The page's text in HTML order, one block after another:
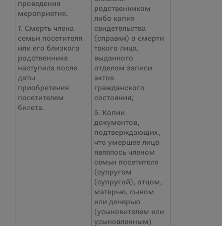
проведения
мероприятия.
7. Смерть члена
семьи посетителя
или его близкого
родственника
наступила после
даты
приобретения
посетителем
билета.
родственником
либо копия
свидетельства
(справки) о смерти
такого лица,
выданного
отделом записи
актов
гражданского
состояния;
5. Копии
документов,
подтверждающих,
что умершее лицо
являлось членом
семьи посетителя
(супругом
(супругой), отцом,
матерью, сыном
или дочерью
(усыновителем или
усыновленным)